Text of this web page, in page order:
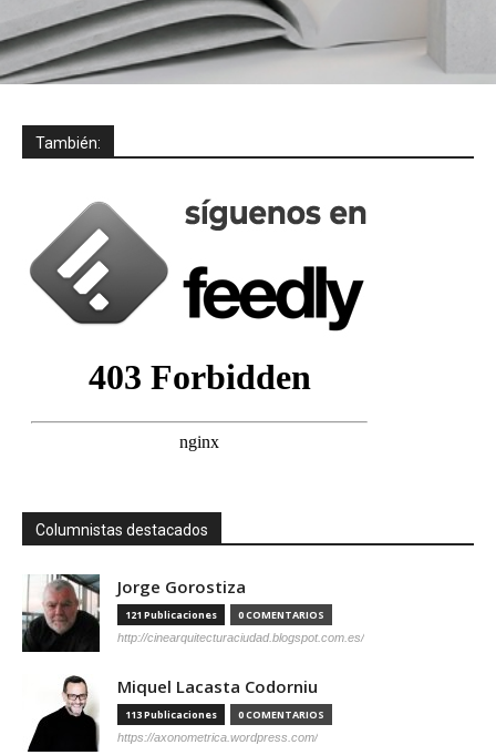
También:
Columnistas destacados
Jorge Gorostiza
121 Publicaciones 0 COMENTARIOS
http://cinearquitecturaciudad.blogspot.com.es/
Miquel Lacasta Codorniu
113 Publicaciones 0 COMENTARIOS
https://axonometrica.wordpress.com/